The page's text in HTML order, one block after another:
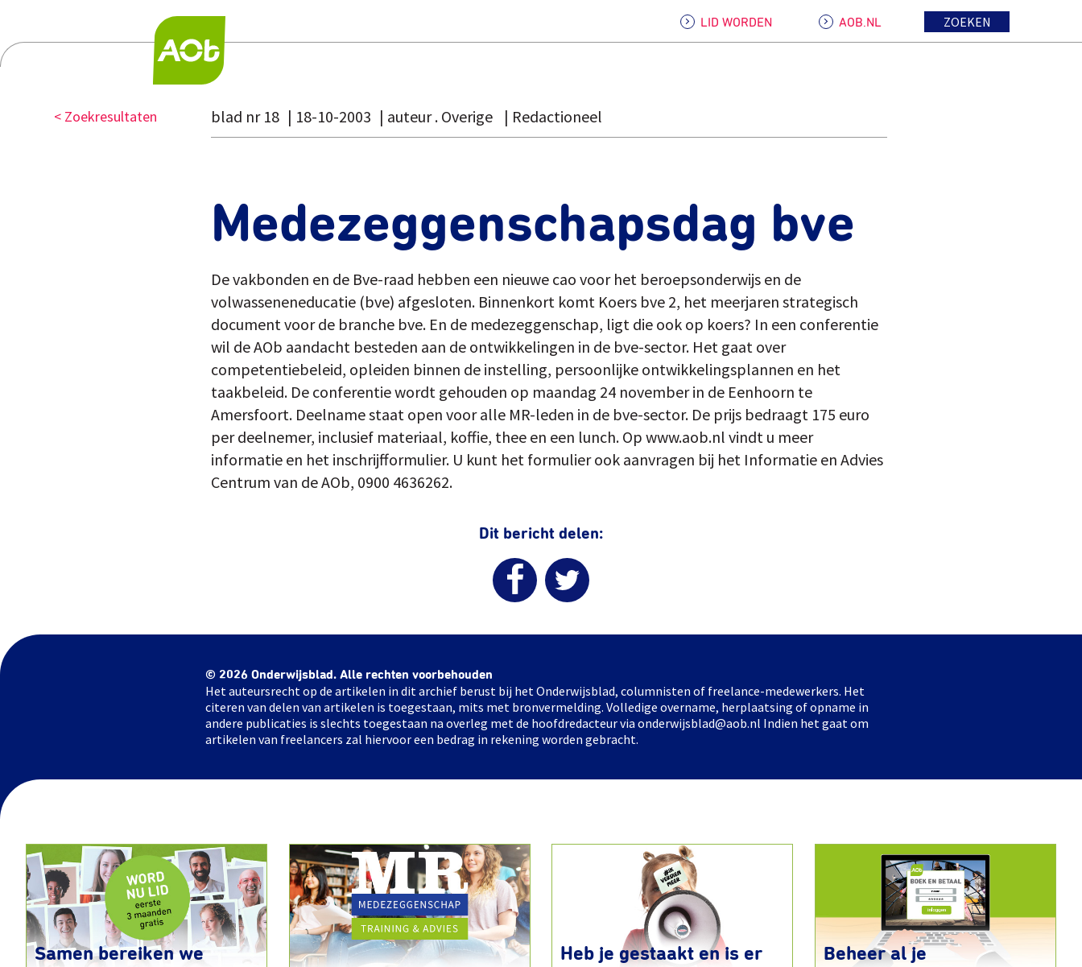
LID WORDEN AOB.NL ZOEKEN
< Zoekresultaten blad nr 18 18-10-2003 auteur . Overige Redactioneel
Medezeggenschapsdag bve
De vakbonden en de Bve-raad hebben een nieuwe cao voor het beroepsonderwijs en de
volwasseneneducatie (bve) afgesloten. Binnenkort komt Koers bve 2, het meerjaren strategisch
document voor de branche bve. En de medezeggenschap, ligt die ook op koers? In een conferentie
wil de AOb aandacht besteden aan de ontwikkelingen in de bve-sector. Het gaat over
competentiebeleid, opleiden binnen de instelling, persoonlijke ontwikkelingsplannen en het
taakbeleid. De conferentie wordt gehouden op maandag 24 november in de Eenhoorn te
Amersfoort. Deelname staat open voor alle MR-leden in de bve-sector. De prijs bedraagt 175 euro
per deelnemer, inclusief materiaal, koffie, thee en een lunch. Op www.aob.nl vindt u meer
informatie en het inschrijfformulier. U kunt het formulier ook aanvragen bij het Informatie en Advies
Centrum van de AOb, 0900 4636262.
Dit bericht delen:
© 2026 Onderwijsblad. Alle rechten voorbehouden
Het auteursrecht op de artikelen in dit archief berust bij het Onderwijsblad, columnisten of freelance-medewerkers. Het
citeren van delen van artikelen is toegestaan, mits met bronvermelding. Volledige overname, herplaatsing of opname in
andere publicaties is slechts toegestaan na overleg met de hoofdredacteur via onderwijsblad@aob.nl Indien het gaat om
artikelen van freelancers zal hiervoor een bedrag in rekening worden gebracht.
Samen bereiken we
Heb je gestaakt en is er
Beheer al je